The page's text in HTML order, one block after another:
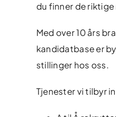
du finner de
Med over 10 års
kandidatbase er
stillinger hos oss.
Tjenester vi tilbyr